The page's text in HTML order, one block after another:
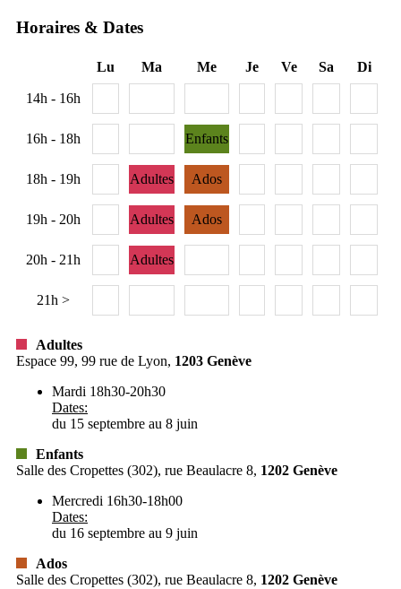
Horaires & Dates
Lu Ma Me Je Ve Sa Di
14h - 16h
16h - 18h Enfants
18h - 19h Adultes Ados
19h - 20h Adultes Ados
20h - 21h Adultes
21h >
Adultes
Espace 99, 99 rue de Lyon, 1203 Genève
Mardi 18h30-20h30
Dates:
du 15 septembre au 8 juin
Enfants
Salle des Cropettes (302), rue Beaulacre 8, 1202 Genève
Mercredi 16h30-18h00
Dates:
du 16 septembre au 9 juin
Ados
Salle des Cropettes (302), rue Beaulacre 8, 1202 Genève